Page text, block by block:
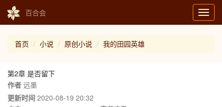
百合会
首页 小说 原创小说 我的田园英雄
第2章 是否留下
作者 远墨
更新时间 2020-08-19 20:32